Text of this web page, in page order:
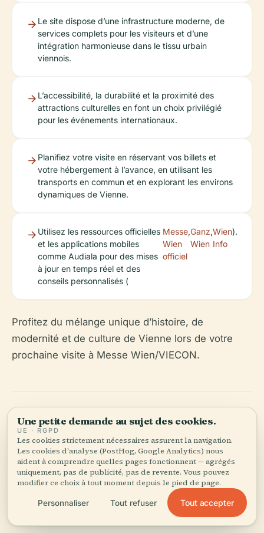
Le site dispose d’une infrastructure moderne, de
services complets pour les visiteurs et d’une
intégration harmonieuse dans le tissu urbain
viennois.
L’accessibilité, la durabilité et la proximité des
attractions culturelles en font un choix privilégié
pour les événements internationaux.
Planifiez votre visite en réservant vos billets et
votre hébergement à l’avance, en utilisant les
transports en commun et en explorant les environs
dynamiques de Vienne.
Utilisez les ressources officielles
et les applications mobiles
comme Audiala pour des mises
à jour en temps réel et des
conseils personnalisés (
Messe
Wien
officiel
,Ganz
Wien
,Wien
Info
).
Profitez du mélange unique d’histoire, de
modernité et de culture de Vienne lors de votre
prochaine visite à Messe Wien/VIECON.
Écoutez l'histoire complète dans l'app
Une petite demande au sujet des cookies.
UE · RGPD
Les cookies strictement nécessaires assurent la navigation.
Les cookies d'analyse (PostHog, Google Analytics) nous
aident à comprendre quelles pages fonctionnent — agrégés
uniquement, pas de publicité, pas de revente. Vous pouvez
modifier ce choix à tout moment depuis le pied de page.
Personnaliser Tout refuser Tout accepter